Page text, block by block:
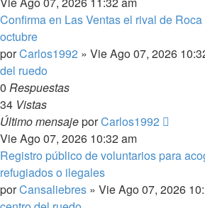
Confirma en Las Ventas el rival de
octubre
porCarlos1992 » Vie Ago 07, 2026
del ruedo
0 Respuestas
34 Vistas
Último mensajeporCarlos1992
Vie Ago 07, 2026 10:32 am
Registro público de voluntarios para
refugiados o ilegales
porCansaliebres » Vie Ago 07, 2026